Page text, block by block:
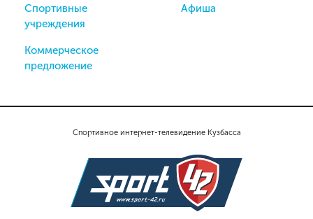
Спортивное интернет-телевидение Кузбасса
Спортивные
учреждения
Коммерческое
предложение
Афиша